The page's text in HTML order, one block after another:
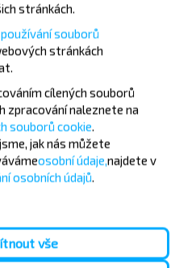
Přihlaste se k odběru
levněji!
stránkách.
souborů
stránkách
cílených souborů
zpracování naleznete na
souborů cookie.
jak nás můžete
osobní údaje,najdete v
osobních údajů.
vše